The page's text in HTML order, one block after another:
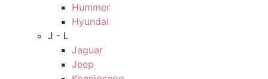
Hummer
Hyundai
J - L
Jaguar
Jeep